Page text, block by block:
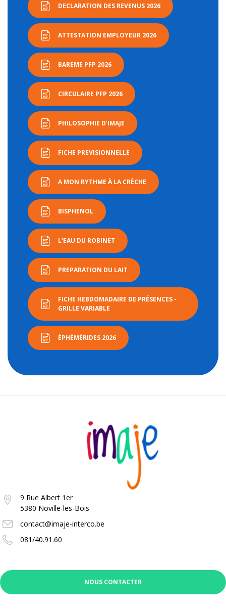
DECLARATION DES REVENUS 2026
ATTESTATION EMPLOYEUR 2026
BAREME PFP 2026
CIRCULAIRE PFP 2026
PHILOSOPHIE D'IMAJE
FICHE PREVISIONNELLE
A MON RYTHME À LA CRÈCHE
BISPHENOL
L'EAU DU ROBINET
PREPARATION DU LAIT
FICHE HEBDOMADAIRE DE PRÉSENCES -
GRILLE VARIABLE
ÉPHÉMÉRIDES 2026
9 Rue Albert 1er
5380 Noville-les-Bois
contact@imaje-interco.be
081/40.91.60
NOUS CONTACTER